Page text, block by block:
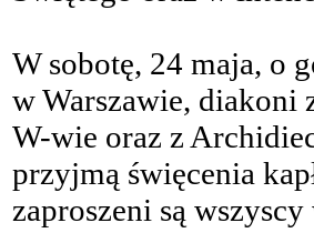
W sobotę, 24 maja, o
w Warszawie, diakoni
W-wie oraz z
przyjmą święcenia
zaproszeni są